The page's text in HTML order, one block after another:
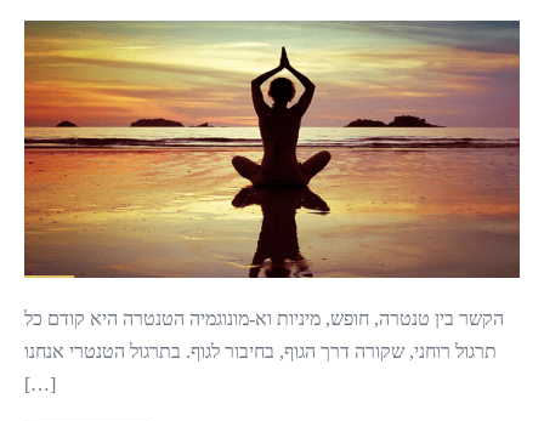
הקשר
בין
טנטרה,
חופש,
מיניות
וא-מונוגמיה
הקשר בין טנטרה, חופש, מיניות וא-מונוגמיה הטנטרה היא קודם כל
תרגול רוחני, שקורה דרך הגוף, בחיבור לגוף. בתרגול הטנטרי אנחנו
[…]